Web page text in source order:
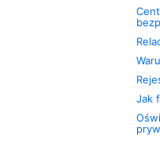
Jak